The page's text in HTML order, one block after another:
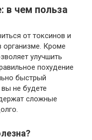
в чем польза
от токсинов и
организме. Кроме
улучшить
похудение
быстрый
не будете
сложные